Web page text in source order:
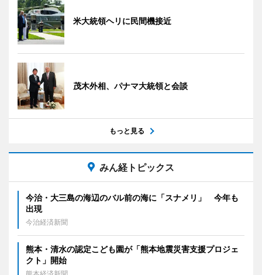
米大統領ヘリに民間機接近
茂木外相、パナマ大統領と会談
もっと見る
みん経トピックス
今治・大三島の海辺のバル前の海に「スナメリ」 今年も
出現
今治経済新聞
熊本・清水の認定こども園が「熊本地震災害支援プロジェ
クト」開始
熊本経済新聞